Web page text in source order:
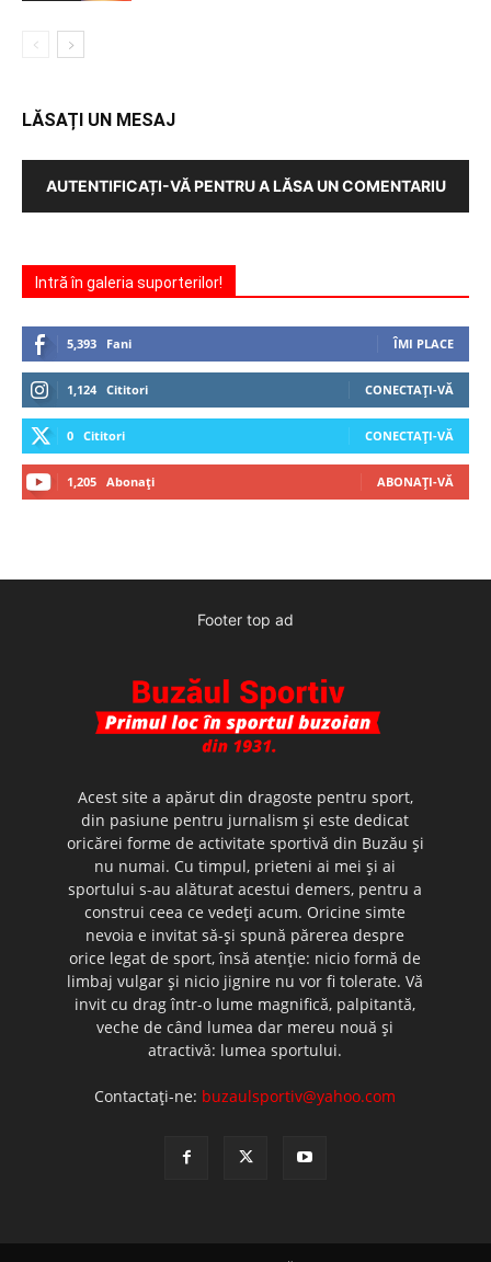
LĂSAȚI UN MESAJ
AUTENTIFICAȚI-VĂ PENTRU A LĂSA UN COMENTARIU
Intră în galeria suporterilor!
5,393 Fani ÎMI PLACE
1,124 Cititori CONECTAȚI-VĂ
0 Cititori CONECTAȚI-VĂ
1,205 Abonați ABONAȚI-VĂ
Footer top ad
Acest site a apărut din dragoste pentru sport,
din pasiune pentru jurnalism şi este dedicat
oricărei forme de activitate sportivă din Buzău şi
nu numai. Cu timpul, prieteni ai mei şi ai
sportului s-au alăturat acestui demers, pentru a
construi ceea ce vedeţi acum. Oricine simte
nevoia e invitat să-şi spună părerea despre
orice legat de sport, însă atenţie: nicio formă de
limbaj vulgar şi nicio jignire nu vor fi tolerate. Vă
invit cu drag într-o lume magnifică, palpitantă,
veche de când lumea dar mereu nouă şi
atractivă: lumea sportului.
Contactați-ne: buzaulsportiv@yahoo.com